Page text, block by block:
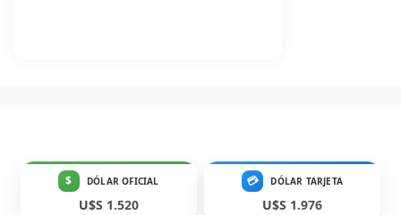
$ DÓLAR OFICIAL
U$S 1.520
💳 DÓLAR TARJETA
U$S 1.976